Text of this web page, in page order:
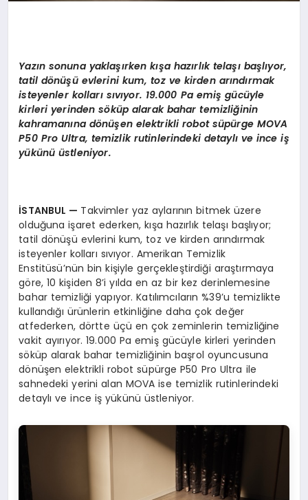
Yazın sonuna yaklaşırken kışa hazırlık telaşı başlıyor,
tatil dönüşü evlerini kum, toz ve kirden arındırmak
isteyenler kolları sıvıyor. 19.000 Pa emişgücüyle
kirleri yerinden söküp alarak bahar temizliğinin
kahramanına dönüşen elektrikli robot süpürge MOVA
P50 Pro Ultra, temizlik rutinlerindeki detaylı ve ince iş
yükünü üstleniyor.
İSTANBUL — Takvimler yaz aylarının bitmek üzere
olduğuna işaret ederken, kışa hazırlık telaşı başlıyor;
tatil dönüşü evlerini kum, toz ve kirden arındırmak
isteyenler kolları sıvıyor. Amerikan Temizlik
Enstitüsü’nün bin kişiyle gerçekleştirdiği araştırmaya
göre, 10 kişiden 8’i yılda en az bir kez derinlemesine
bahar temizliği yapıyor. Katılımcıların %39’u temizlikte
kullandığı ürünlerin etkinliğine daha çok değer
atfederken, dörtte üçü en çok zeminlerin temizliğine
vakit ayırıyor. 19.000 Pa emiş gücüyle kirleri yerinden
söküp alarak bahar temizliğinin başrol oyuncusuna
dönüşen elektrikli robot süpürge P50 Pro Ultra ile
sahnedeki yerini alan MOVA ise temizlik rutinlerindeki
detaylı ve ince iş yükünü üstleniyor.